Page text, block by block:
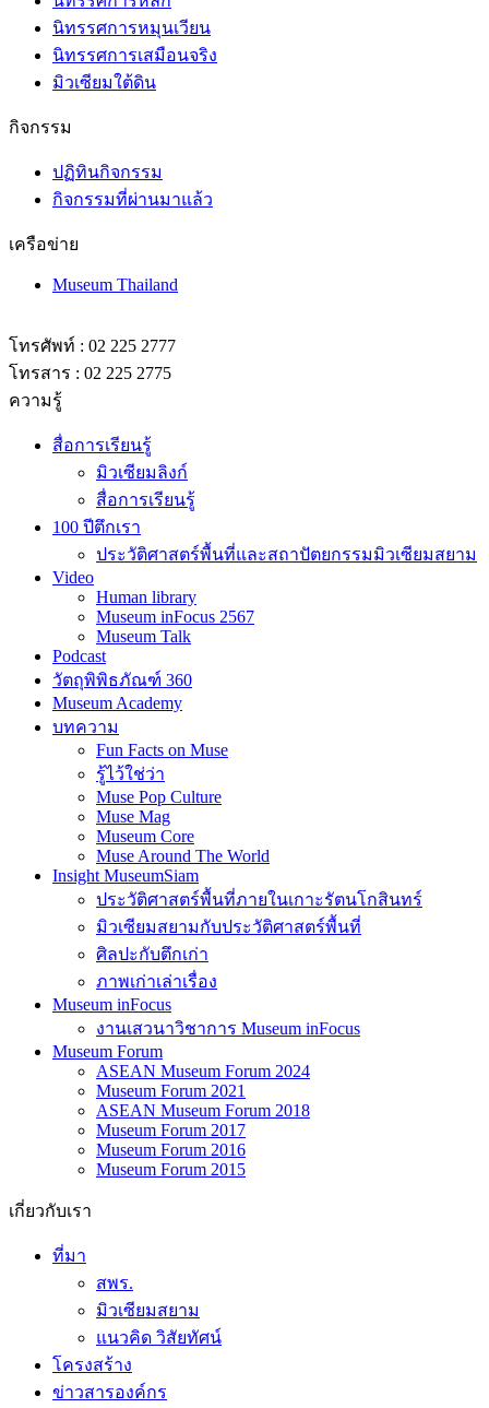
นิทรรศการหมุนเวียน
นิทรรศการเสมือนจริง
มิวเซียมใต้ดิน
กิจกรรม
ปฏิทินกิจกรรม
กิจกรรมที่ผ่านมาแล้ว
เครือข่าย
Museum Thailand
โทรศัพท์ : 02 225 2777
โทรสาร : 02 225 2775
ความรู้
สื่อการเรียนรู้
มิวเซียมลิงก์
สื่อการเรียนรู้
100 ปีตึกเรา
ประวัติศาสตร์พื้นที่และสถาปัตยกรรมมิวเซียมสยาม
Video
Human library
Museum inFocus 2567
Museum Talk
Podcast
วัตถุพิพิธภัณฑ์ 360
Museum Academy
บทความ
Fun Facts on Muse
รู้ไว้ใช่ว่า
Muse Pop Culture
Muse Mag
Museum Core
Muse Around The World
Insight MuseumSiam
ประวัติศาสตร์พื้นที่ภายในเกาะรัตนโกสินทร์
มิวเซียมสยามกับประวัติศาสตร์พื้นที่
ศิลปะกับตึกเก่า
ภาพเก่าเล่าเรื่อง
Museum inFocus
งานเสวนาวิชาการ Museum inFocus
Museum Forum
ASEAN Museum Forum 2024
Museum Forum 2021
ASEAN Museum Forum 2018
Museum Forum 2017
Museum Forum 2016
Museum Forum 2015
เกี่ยวกับเรา
ที่มา
สพร.
มิวเซียมสยาม
แนวคิด วิสัยทัศน์
โครงสร้าง
ข่าวสารองค์กร